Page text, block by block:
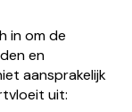
in om de
en
aansprakelijk
uit: